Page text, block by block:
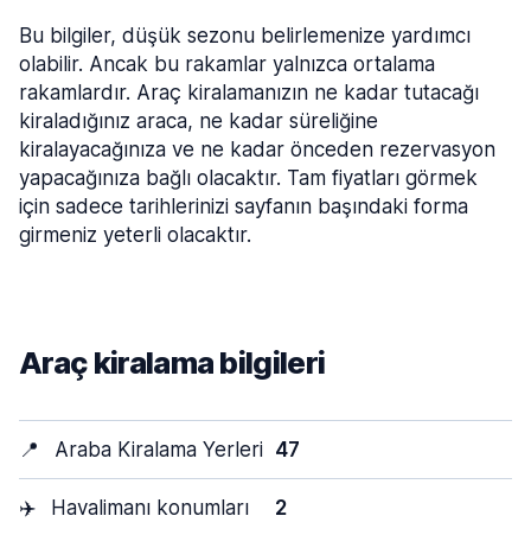
Bu bilgiler, düşük sezonu belirlemenize yardımcı
olabilir. Ancak bu rakamlar yalnızca ortalama
rakamlardır. Araç kiralamanızın ne kadar tutacağı
kiraladığınız araca, ne kadar süreliğine
kiralayacağınıza ve ne kadar önceden rezervasyon
yapacağınıza bağlı olacaktır. Tam fiyatları görmek
için sadece tarihlerinizi sayfanın başındaki forma
girmeniz yeterli olacaktır.
Araç kiralama bilgileri
📍 Araba Kiralama Yerleri 47
✈️ Havalimanı konumları 2